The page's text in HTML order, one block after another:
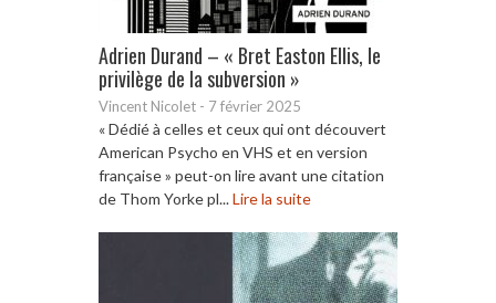
Adrien Durand – « Bret Easton Ellis, le
privilège de la subversion »
Vincent Nicolet - 7 février 2025
« Dédié à celles et ceux qui ont découvert
American Psycho en VHS et en version
française » peut-on lire avant une citation
de Thom Yorke pl...Lire la suite